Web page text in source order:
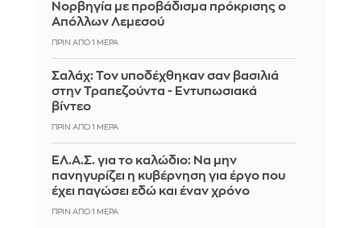
Νορβηγία με προβάδισμα πρόκρισης ο
Απόλλων Λεμεσού
ΠΡΙΝ ΑΠΌ 1 ΜΈΡΑ
Σαλάχ: Τον υποδέχθηκαν σαν βασιλιά
στην Τραπεζούντα - Εντυπωσιακά
βίντεο
ΠΡΙΝ ΑΠΌ 1 ΜΈΡΑ
ΕΛ.Α.Σ. για το καλώδιο: Να μην
πανηγυρίζει η κυβέρνηση για έργο που
έχει παγώσει εδώ και έναν χρόνο
ΠΡΙΝ ΑΠΌ 1 ΜΈΡΑ